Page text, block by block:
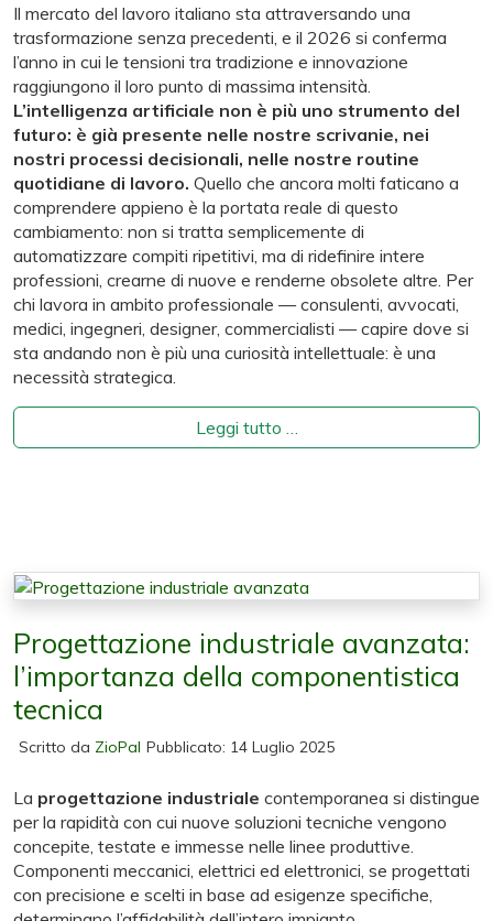
Il mercato del lavoro italiano sta attraversando una
trasformazione senza precedenti, e il 2026 si conferma
l’anno in cui le tensioni tra tradizione e innovazione
raggiungono il loro punto di massima intensità.
L’intelligenza artificiale non è più uno strumento del
futuro: è già presente nelle nostre scrivanie, nei
nostri processi decisionali, nelle nostre routine
quotidiane di lavoro. Quello che ancora molti faticano a
comprendere appieno è la portata reale di questo
cambiamento: non si tratta semplicemente di
automatizzare compiti ripetitivi, ma di ridefinire intere
professioni, crearne di nuove e renderne obsolete altre. Per
chi lavora in ambito professionale — consulenti, avvocati,
medici, ingegneri, designer, commercialisti — capire dove si
sta andando non è più una curiosità intellettuale: è una
necessità strategica.
Leggi tutto …
Progettazione industriale avanzata:
l’importanza della componentistica
tecnica
Scritto da ZioPal Pubblicato: 14 Luglio 2025
La progettazione industriale contemporanea si distingue
per la rapidità con cui nuove soluzioni tecniche vengono
concepite, testate e immesse nelle linee produttive.
Componenti meccanici, elettrici ed elettronici, se progettati
con precisione e scelti in base ad esigenze specifiche,